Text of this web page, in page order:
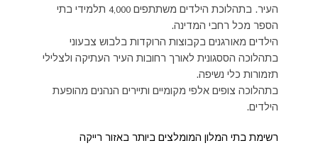
העיר. בתהלוכת הילדים משתתפים4,000 תלמידי בתי
הספר מכל רחבי המדינה.
הילדים מאורגנים בקבוצות הרוקדות בלבוש צבעוני
בתהלוכה הססגונית לאורך רחובות העיר העתיקה ולצלילי
תזמורות כלי נשיפה.
בתהלוכה צופים אלפי מקומיים ותיירים הנהנים מהופעת
הילדים.
רשימת בתי המלון המומלצים ביותר באזור רייקה